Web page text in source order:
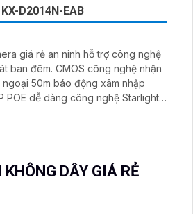
D2014N-EAB
giá rẻ an ninh hỗ trợ công nghệ
ban đêm. CMOS công nghệ nhận
50m báo động xâm nhập
POE dễ dàng công nghệ Starlight
DÂY GIÁ RẺ